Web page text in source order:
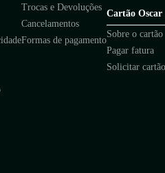
Trocas e Devoluções
Cancelamentos
Formas de pagamento
Cartão Oscar
Sobre o cartão
Pagar fatura
Solicitar cartão